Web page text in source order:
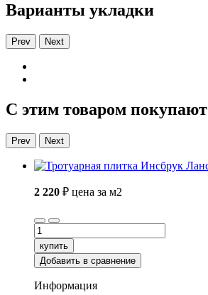
Варианты укладки
Prev Next
С этим товаром покупают
Prev Next
2 220 ₽ цена за м2
купить
Добавить в сравнение
Информация